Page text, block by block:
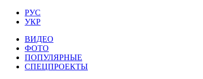
РУС
УКР
ВИДЕО
ФОТО
ПОПУЛЯРНЫЕ
СПЕЦПРОЕКТЫ